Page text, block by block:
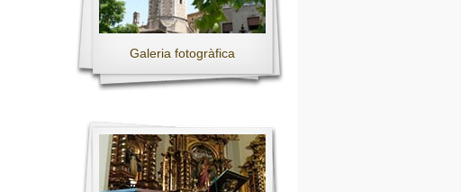
Galeria fotogràfica